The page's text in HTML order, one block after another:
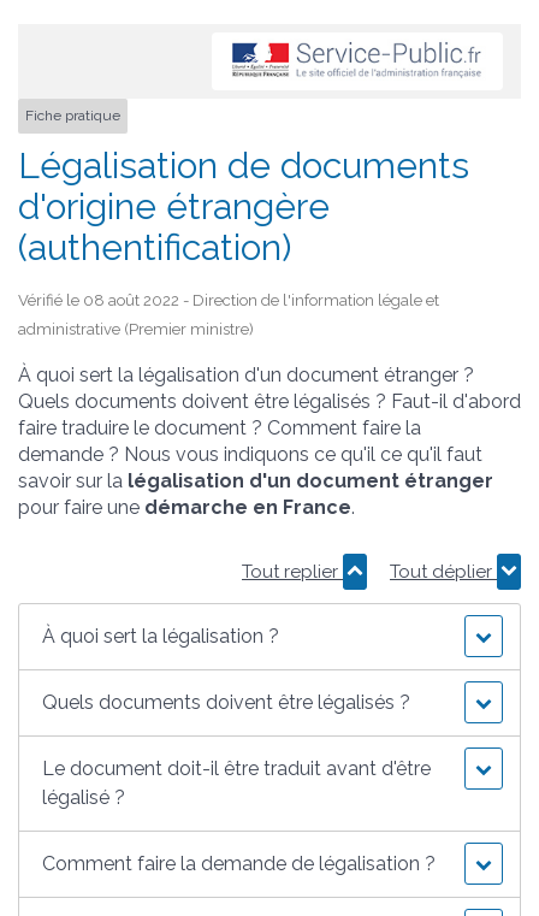
Fiche pratique
Légalisation de documents
d'origine étrangère
(authentification)
Vérifié le 08 août 2022 - Direction de l'information légale et
administrative (Premier ministre)
À quoi sert la légalisation d'un document étranger ?
Quels documents doivent être légalisés ? Faut-il d'abord
faire traduire le document ? Comment faire la
demande ? Nous vous indiquons ce qu'il ce qu'il faut
savoir sur la légalisation d'un document étranger
pour faire une démarche en France.
Tout replier Tout déplier
À quoi sert la légalisation ?
Quels documents doivent être légalisés ?
Le document doit-il être traduit avant d'être
légalisé ?
Comment faire la demande de légalisation ?